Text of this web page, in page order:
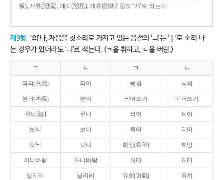
板), 게류(憩流), 게식(憩息), 게휴(憩休)’ 등도 ‘게’로 적는다.
제9항 ‘의’나, 자음을 첫소리로 가지고 있는 음절의 ‘ㅢ’는 ‘ㅣ’로 소리 나
는 경우가 있더라도 ‘ㅢ’로 적는다. (ㄱ을 취하고, ㄴ을 버림.)
ㄱ ㄴ ㄱ ㄴ
의의(意義) 의이 닁큼 닝큼
본의(本義) 본이 띄어쓰기 띠어쓰기
무늬[紋] 무니 씌어 씨어
보늬 보니 틔어 티어
오늬 오니 희망(希望) 히망
하늬바람 하니바람 희다 히다
늴리리 닐리리 유희(遊戱) 유히